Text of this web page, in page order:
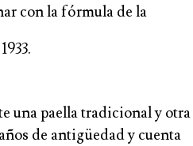
con la fórmula de la
una paella tradicional y otra
de antigüedad y cuenta